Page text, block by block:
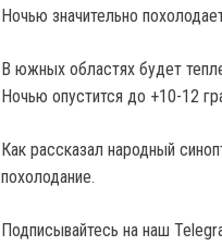
Ночью значительно
В южных областях будет
Ночью опустится до +10-12
Как рассказал народный
похолодание.
Подписывайтесь на наш